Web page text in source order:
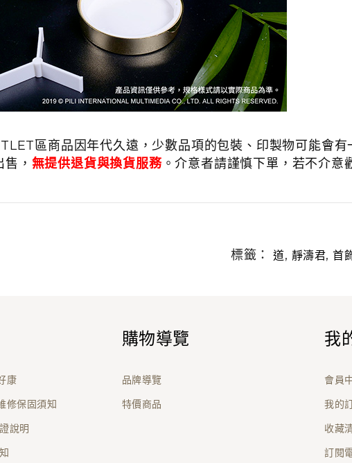
區商品因年代久遠，少數品項的包裝、印製物可能會
， 無提供退貨與換貨服務。介意者請謹慎下單，若不介意
標籤：道, 靜濤君,首
康
修保固須知
說明
購物導覽
品牌導覽
特價商品
我
會員
我的
收藏
訂閱